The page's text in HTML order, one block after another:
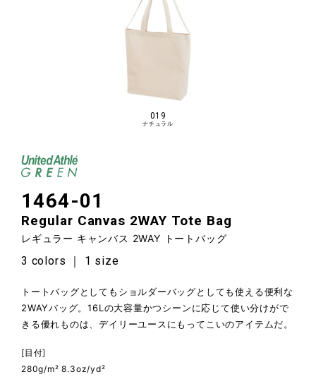
019
ナチュラル
1464-01
Regular Canvas 2WAY Tote Bag
レギュラー キャンバス 2WAY トートバッグ
3 colors ｜ 1 size
トートバッグとしてもショルダーバッグとしても使える便利な
2WAYバッグ。16Lの大容量かつシーンに応じて使い分けがで
きる優れものは、デイリーユースにもってこいのアイテムだ。
[目付]
280g/m² 8.3oz/yd²